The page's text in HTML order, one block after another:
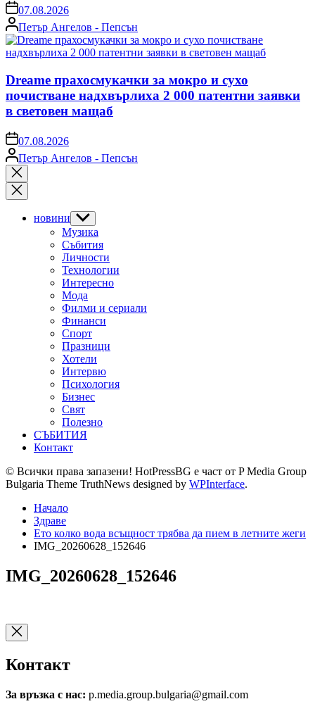
on07.08.2026
Posted
by
Петър Ангелов - Пепсън
Dreame прахосмукачки за мокро и сухо
почистване надхвърлиха 2 000 патентни заявки
в световен мащаб
on07.08.2026
Posted
by
Петър Ангелов - Пепсън
Close
search
новини Show
sub
menu
Музика
Събития
Личности
Технологии
Интересно
Мода
Филми и сериали
Финанси
Спорт
Празници
Хотели
Интервю
Психология
Бизнес
Свят
Полезно
СЪБИТИЯ
Контакт
© Всички права запазени! HotPressBG е част от P Media Group
Bulgaria Theme TruthNews designed by WPInterface.
Начало
Здраве
Ето колко вода всъщност трябва да пием в летните жеги
IMG_20260628_152646
IMG_20260628_152646
Контакт
За връзка с нас: p.media.group.bulgaria@gmail.com